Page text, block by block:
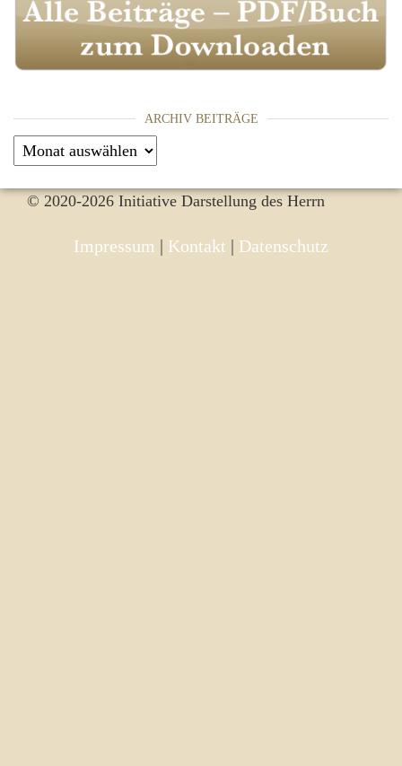
ARCHIV BEITRÄGE
Archiv Beiträge
© 2020-2026 Initiative Darstellung des Herrn
Impressum | Kontakt | Datenschutz